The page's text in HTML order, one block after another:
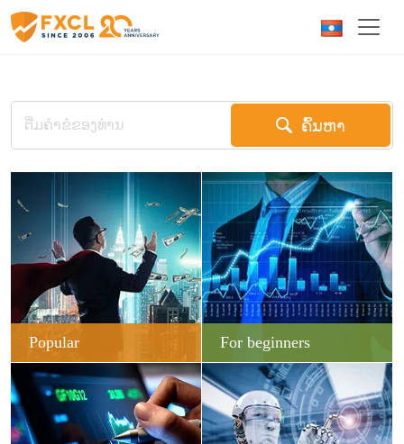
ຄົ້ນຫາ
Popular For beginners